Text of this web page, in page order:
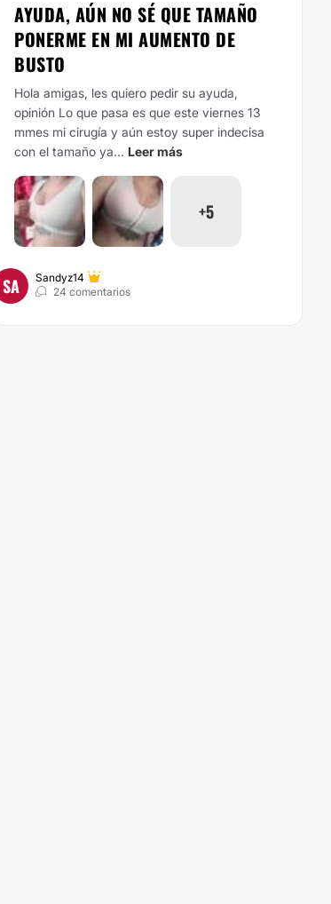
AYUDA, AÚN NO SÉ QUE TAMAÑO
PONERME EN MI AUMENTO DE
BUSTO
Hola amigas, les quiero pedir su ayuda,
opinión Lo que pasa es que este viernes 13
mmes mi cirugía y aún estoy super indecisa
con el tamaño ya... Leer más
+5
SA
Sandyz14
24 comentarios